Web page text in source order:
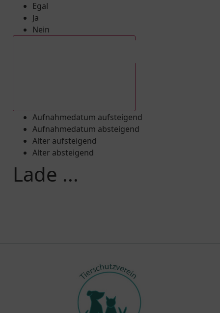
Egal
Ja
Nein
Aufnahmedatum aufsteigend
Aufnahmedatum absteigend
Alter aufsteigend
Alter absteigend
Lade ...